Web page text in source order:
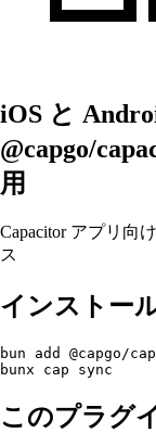
iOS と
@capgo/
用
Capacitor アプリ向
ス
インストー
bun add @capgo/
このプラグ